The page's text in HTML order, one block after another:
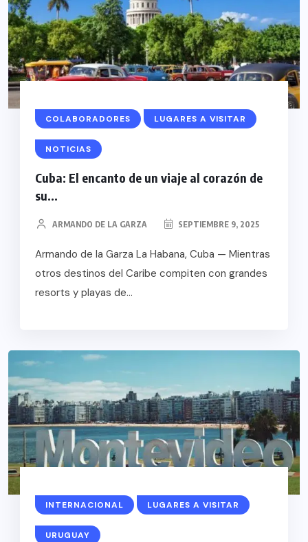
COLABORADORES LUGARES A VISITAR
NOTICIAS
Cuba: El encanto de un viaje al corazón de
su...
ARMANDO DE LA GARZA SEPTIEMBRE 9, 2025
Armando de la Garza La Habana, Cuba — Mientras
otros destinos del Caribe compiten con grandes
resorts y playas de...
INTERNACIONAL LUGARES A VISITAR
URUGUAY